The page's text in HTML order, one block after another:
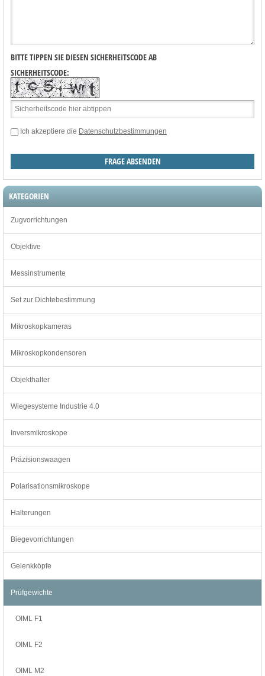
BITTE TIPPEN SIE DIESEN SICHERHEITSCODE AB
SICHERHEITSCODE:
Ich akzeptiere die Datenschutzbestimmungen
KATEGORIEN
Zugvorrichtungen
Objektive
Messinstrumente
Set zur Dichtebestimmung
Mikroskopkameras
Mikroskopkondensoren
Objekthalter
Wiegesysteme Industrie 4.0
Inversmikroskope
Präzisionswaagen
Polarisationsmikroskope
Halterungen
Biegevorrichtungen
Gelenkköpfe
Prüfgewichte
OIML F1
OIML F2
OIML M2